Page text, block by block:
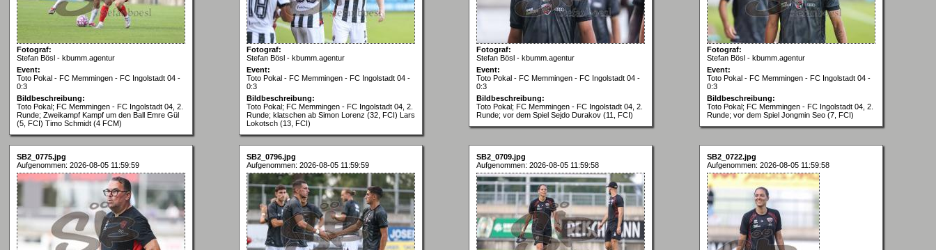
Fotograf:
Stefan Bösl - kbumm.agentur
Event:
Toto Pokal - FC Memmingen - FC Ingolstadt 04 -
0:3
Bildbeschreibung:
Toto Pokal; FC Memmingen - FC Ingolstadt 04, 2.
Runde; Zweikampf Kampf um den Ball Emre Gül
(5, FCI) Timo Schmidt (4 FCM)
Fotograf:
Stefan Bösl - kbumm.agentur
Event:
Toto Pokal - FC Memmingen - FC Ingolstadt 04 -
0:3
Bildbeschreibung:
Toto Pokal; FC Memmingen - FC Ingolstadt 04, 2.
Runde; klatschen ab Simon Lorenz (32, FCI) Lars
Lokotsch (13, FCI)
Fotograf:
Stefan Bösl - kbumm.agentur
Event:
Toto Pokal - FC Memmingen - FC Ingolstadt 04 -
0:3
Bildbeschreibung:
Toto Pokal; FC Memmingen - FC Ingolstadt 04, 2.
Runde; vor dem Spiel Sejdo Durakov (11, FCI)
Fotograf:
Stefan Bösl - kbumm.agentur
Event:
Toto Pokal - FC Memmingen - FC Ingolstadt 04 -
0:3
Bildbeschreibung:
Toto Pokal; FC Memmingen - FC Ingolstadt 04, 2.
Runde; vor dem Spiel Jongmin Seo (7, FCI)
SB2_0775.jpg
Aufgenommen: 2026-08-05 11:59:59
SB2_0796.jpg
Aufgenommen: 2026-08-05 11:59:59
SB2_0709.jpg
Aufgenommen: 2026-08-05 11:59:58
SB2_0722.jpg
Aufgenommen: 2026-08-05 11:59:58